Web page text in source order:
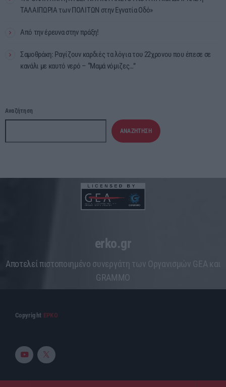
ΤΑΛΑΙΠΩΡΙΑ των ΠΟΛΙΤΩΝ στην Εγνατία Οδό»
Από την έρευνα στην πράξη!
Σαμοθράκη: Ραγίζουν καρδιές τα λόγια του 22χρονου που έπεσε σε
κανάλι με καυτό νερό – “Μαμά νόμιζες…”
Αναζήτηση
ΑΝΑΖΉΤΗΣΗ
erko.gr
Aποτελεί πιστοποιημένο συνεργάτη των Οργανισμών GEA και
GRAMMO
Copyright ΕΡΚΟ